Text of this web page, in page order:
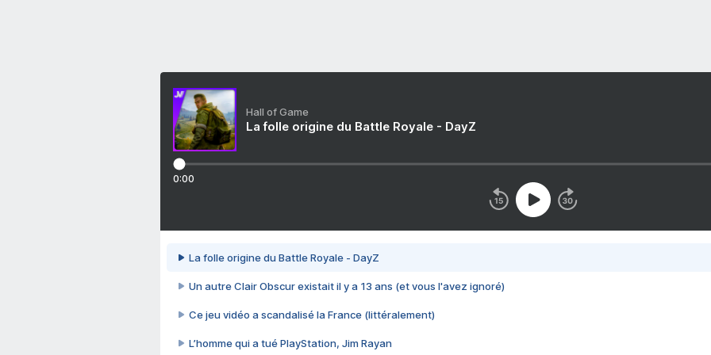
Hall of Game
La folle origine du Battle Royale - DayZ
0:00
La folle origine du Battle Royale - DayZ
Un autre Clair Obscur existait il y a 13 ans (et vous l'avez ignoré)
Ce jeu vidéo a scandalisé la France (littéralement)
L’homme qui a tué PlayStation, Jim Rayan